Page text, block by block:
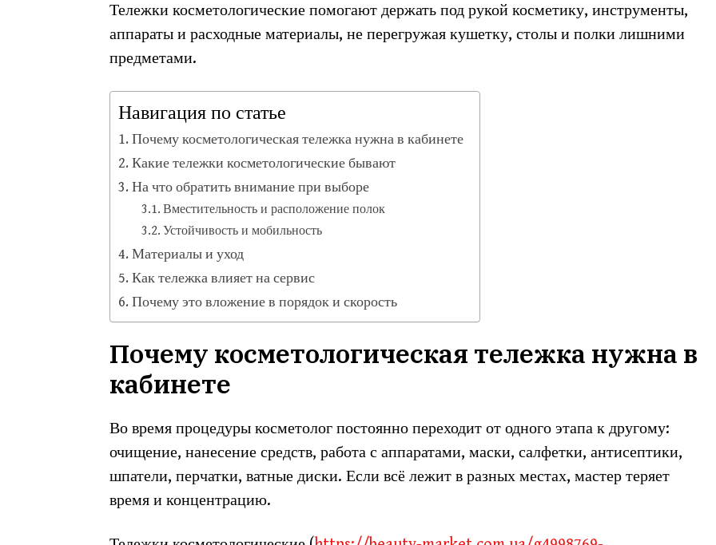
Тележки косметологические помогают держать под рукой косметику, инструменты,
аппараты и расходные материалы, не перегружая кушетку, столы и полки лишними
предметами.
Навигация по статье
Почему косметологическая тележка нужна в кабинете
Какие тележки косметологические бывают
На что обратить внимание при выборе
Вместительность и расположение полок
Устойчивость и мобильность
Материалы и уход
Как тележка влияет на сервис
Почему это вложение в порядок и скорость
Почему косметологическая тележка нужна в
кабинете
Во время процедуры косметолог постоянно переходит от одного этапа к другому:
очищение, нанесение средств, работа с аппаратами, маски, салфетки, антисептики,
шпатели, перчатки, ватные диски. Если всё лежит в разных местах, мастер теряет
время и концентрацию.